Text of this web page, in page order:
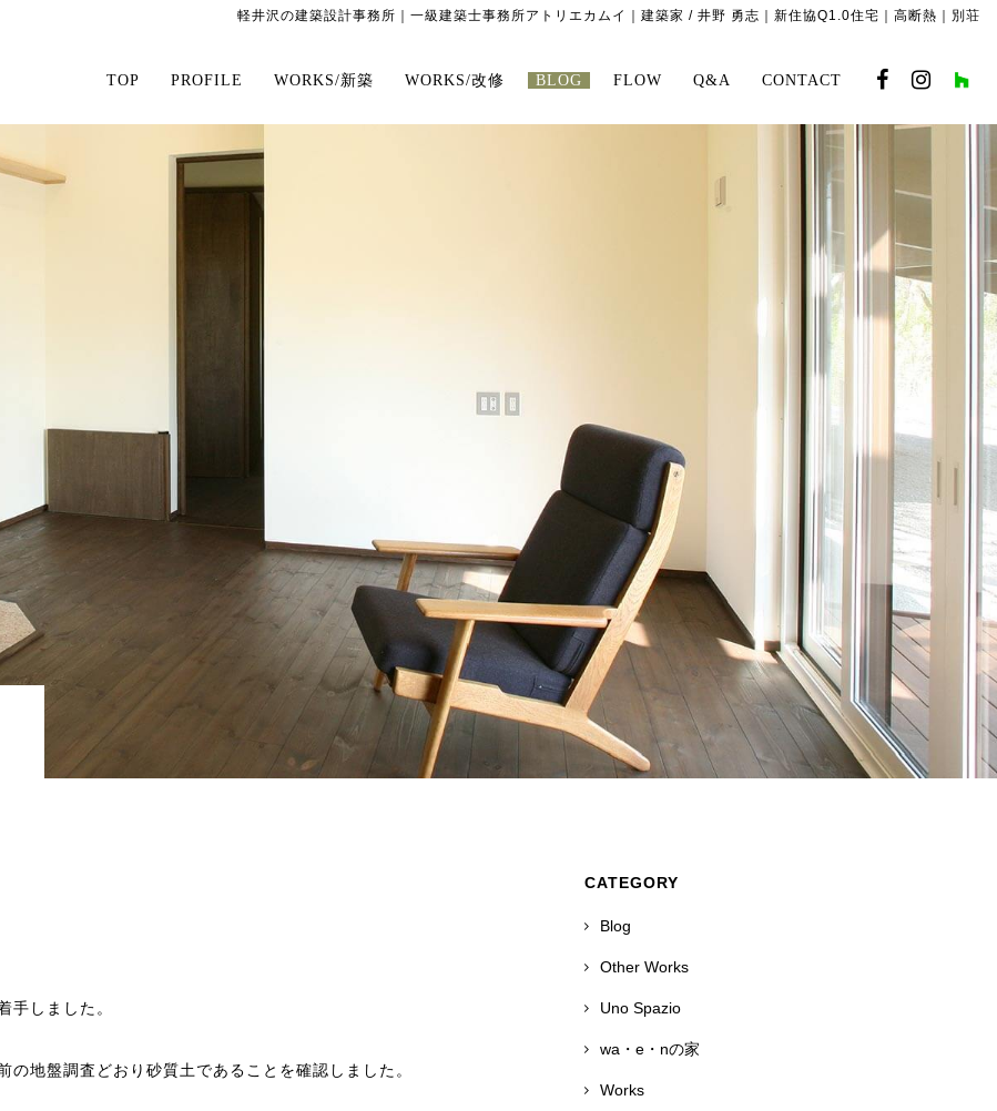
軽井沢の建築設計事務所｜一級建築士事務所アトリエカムイ｜建築家 / 井野 勇志｜新住協Q1.0住宅｜高断熱｜別荘
TOP PROFILE WORKS/新築 WORKS/改修 BLOG FLOW Q&A CONTACT
手しました。
地盤調査どおり砂質土であることを確認しました。
CATEGORY
Blog
Other Works
Uno Spazio
wa・e・nの家
Works